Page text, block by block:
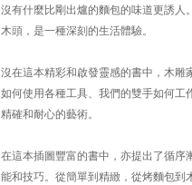
沒有什麼比剛出爐的麵包的味道更誘人
木頭，是一種深刻的生活體驗。
沒在這本精彩和啟發靈感的書中，木雕
如何使用各種工具、我們的雙手如何工
精確和耐心的藝術。
在這本插圖豐富的書中，亦提出了循序
能和技巧。從簡單到精緻，從烤麵包到